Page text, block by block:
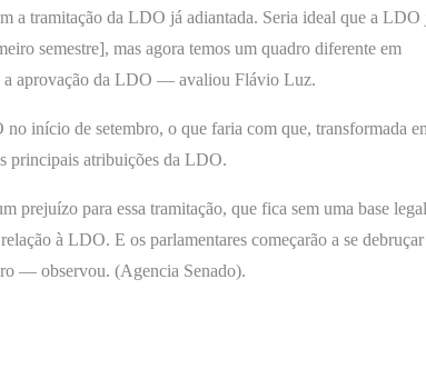
a tramitação da LDO já adiantada. Seria ideal que a LDO
semestre], mas agora temos um quadro diferente em
a aprovação da LDO — avaliou Flávio Luz.
início de setembro, o que faria com que, transformada
principais atribuições da LDO.
para essa tramitação, que fica sem uma base
à LDO. E os parlamentares começarão a se debruçar
— observou. (Agencia Senado).